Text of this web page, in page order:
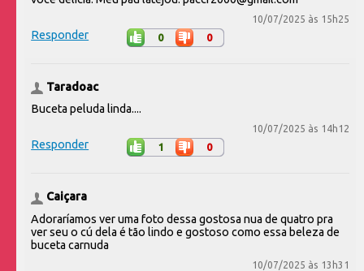
10/07/2025 às 15h25
Responder 0 0
Taradoac
Buceta peluda linda....
10/07/2025 às 14h12
Responder 1 0
Caiçara
Adoraríamos ver uma foto dessa gostosa nua de quatro pra
ver seu o cú dela é tão lindo e gostoso como essa beleza de
buceta carnuda
10/07/2025 às 13h31